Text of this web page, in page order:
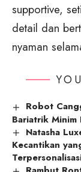
supportive,
detail dan
nyaman
Robot
Bariatrik
Natasha
Kecantikan